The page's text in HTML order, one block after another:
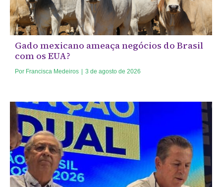
Gado mexicano ameaça negócios do Brasil
com os EUA?
Por Francisca Medeiros | 3 de agosto de 2026